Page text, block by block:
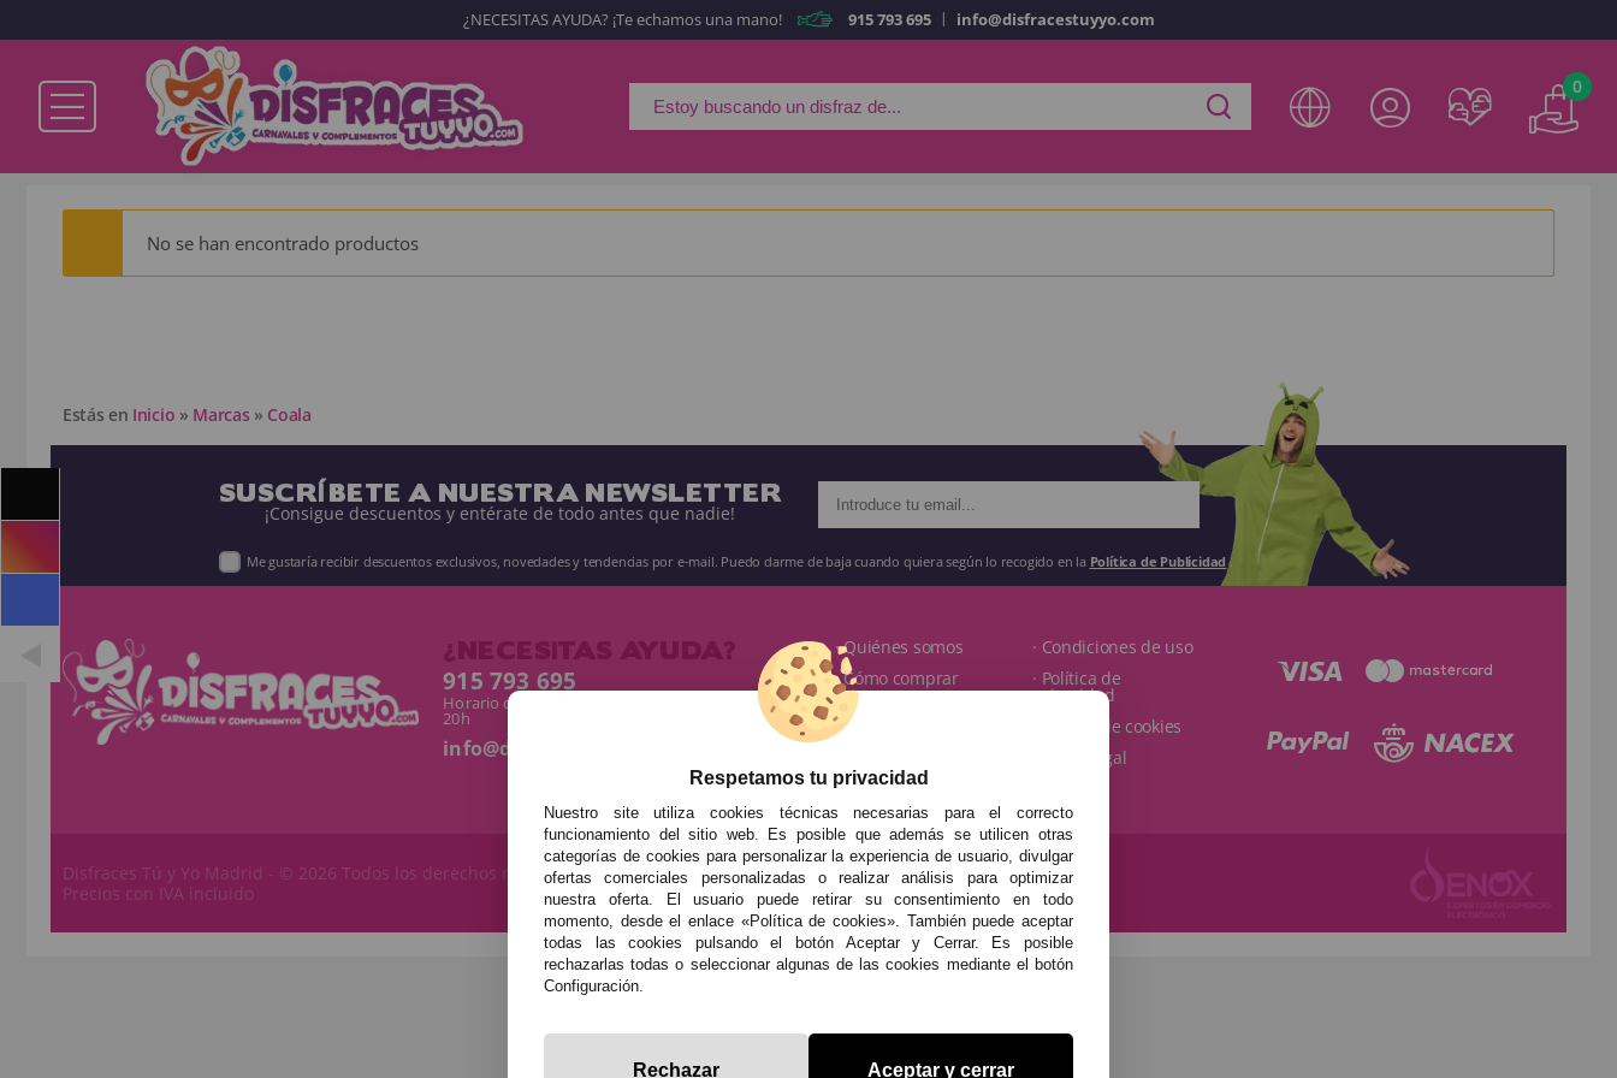
Ya soy cliente Soy nuevo
tus operaciones anteriores.
¿NECESITAS AYUDA? ¡Te echamos una mano! 915 793 695 | info@disfracestuyyo.com
0
No se han encontrado productos
Estás en Inicio » Marcas » Coala
SUSCRÍBETE A NUESTRA NEWSLETTER
¡Consigue descuentos y entérate de todo antes que nadie!
Me gustaría recibir descuentos exclusivos, novedades y tendencias por e-mail. Puedo darme de baja cuando quiera según lo recogido en la Política de Publicidad .
915 793 695
Horario de Lunes a Sábados de 10 a 14h y de 17 a
20h
info@disfracestuyyo.com
· Quiénes somos
· Cómo comprar
· Envíos y
Devoluciones
· Condiciones de uso
· Política de
privacidad
· Política de cookies
· Aviso Legal
Disfraces Tú y Yo Madrid - © 2026 Todos los derechos reservados
Precios con IVA incluido
Respetamos tu privacidad
Nuestro site utiliza cookies técnicas necesarias para el correcto
funcionamiento del sitio web. Es posible que además se utilicen otras
categorías de cookies para personalizar la experiencia de usuario, divulgar
ofertas comerciales personalizadas o realizar análisis para optimizar
nuestra oferta. El usuario puede retirar su consentimiento en todo
momento, desde el enlace «Política de cookies». También puede aceptar
todas las cookies pulsando el botón Aceptar y Cerrar. Es posible
rechazarlas todas o seleccionar algunas de las cookies mediante el botón
Configuración.
Rechazar Aceptar y cerrar